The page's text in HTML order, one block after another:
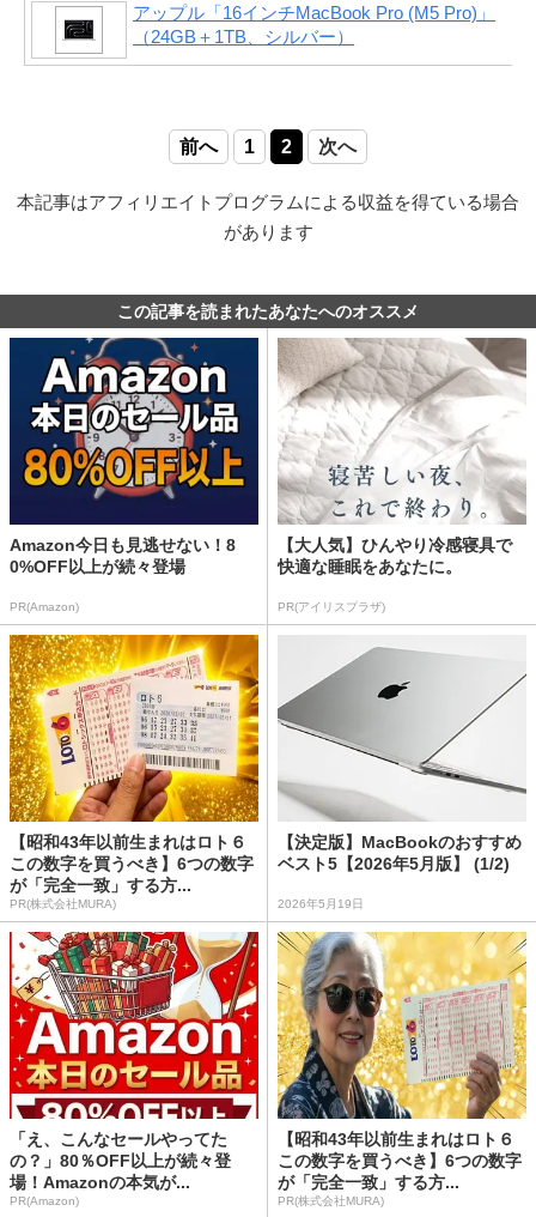
アップル「16インチMacBook Pro (M5 Pro)」
（24GB＋1TB、シルバー）
前へ 1 2 次へ
本記事はアフィリエイトプログラムによる収益を得ている場合
があります
この記事を読まれたあなたへのオススメ
Amazon今日も見逃せない！8
0%OFF以上が続々登場
PR(Amazon)
【大人気】ひんやり冷感寝具で
快適な睡眠をあなたに。
PR(アイリスプラザ)
【昭和43年以前生まれはロト６
この数字を買うべき】6つの数字
が「完全一致」する方...
PR(株式会社MURA)
【決定版】MacBookのおすすめ
ベスト5【2026年5月版】 (1/2)
2026年5月19日
「え、こんなセールやってた
の？」80％OFF以上が続々登
場！Amazonの本気が...
PR(Amazon)
【昭和43年以前生まれはロト６
この数字を買うべき】6つの数字
が「完全一致」する方...
PR(株式会社MURA)